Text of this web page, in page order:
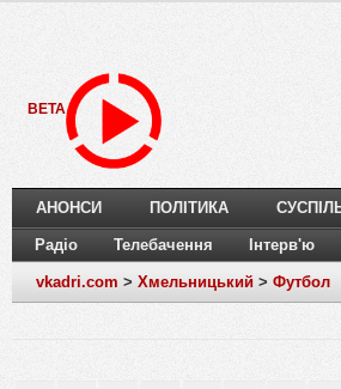
BETA
АНОНСИ ПОЛІТИКА
Радіо Телебачення Інтерв'ю
vkadri.com > Хмельницький > Футбол